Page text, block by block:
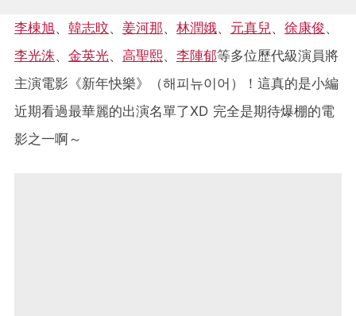
李棟旭、 韓志旼、 姜河那、 林潤娥、 元真兒、 徐康俊、
李光洙、 金英光、 高聖熙、 李陣郁等多位歷代級演員將
主演電影《新年快樂》（해피뉴이어）！這真的是小編
近期看過最華麗的出演名單了XD 完全是期待爆棚的電
影之一啊～